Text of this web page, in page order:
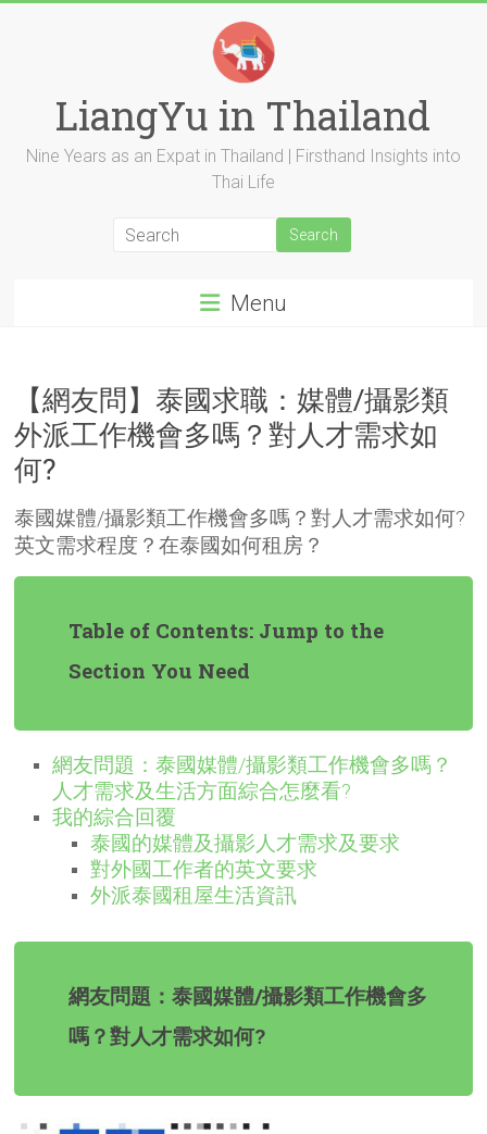
LiangYu in Thailand
Nine Years as an Expat in Thailand | Firsthand Insights into
Thai Life
Menu
【網友問】泰國求職：媒體/攝影類
外派工作機會多嗎？對人才需求如
何?
泰國媒體/攝影類工作機會多嗎？對人才需求如何?
英文需求程度？在泰國如何租房？
Table of Contents: Jump to the
Section You Need
網友問題：泰國媒體/攝影類工作機會多嗎？
人才需求及生活方面綜合怎麼看?
我的綜合回覆
泰國的媒體及攝影人才需求及要求
對外國工作者的英文要求
外派泰國租屋生活資訊
網友問題：泰國媒體/攝影類工作機會多
嗎？對人才需求如何?